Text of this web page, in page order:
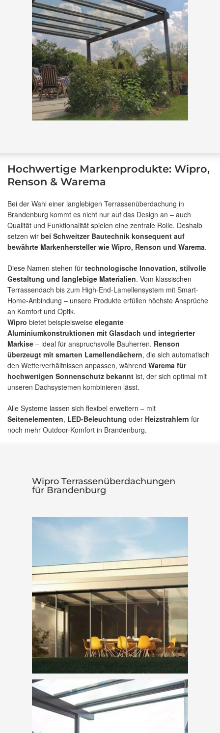
Hochwertige Markenprodukte: Wipro,
Renson & Warema
Bei der Wahl einer langlebigen Terrassenüberdachung in
Brandenburg kommt es nicht nur auf das Design an – auch
Qualität und Funktionalität spielen eine zentrale Rolle. Deshalb
setzen wir bei Schweitzer Bautechnik konsequent auf
bewährte Markenhersteller wie Wipro, Renson und Warema.
Diese Namen stehen für technologische Innovation, stilvolle
Gestaltung und langlebige Materialien. Vom klassischen
Terrassendach bis zum High-End-Lamellensystem mit Smart-
Home-Anbindung – unsere Produkte erfüllen höchste Ansprüche
an Komfort und Optik.
Wipro bietet beispielsweise elegante
Aluminiumkonstruktionen mit Glasdach und integrierter
Markise – ideal für anspruchsvolle Bauherren. Renson
überzeugt mit smarten Lamellendächern, die sich automatisch
den Wetterverhältnissen anpassen, während Warema für
hochwertigen Sonnenschutz bekannt ist, der sich optimal mit
unseren Dachsystemen kombinieren lässt.
Alle Systeme lassen sich flexibel erweitern – mit
Seitenelementen, LED-Beleuchtung oder Heizstrahlern für
noch mehr Outdoor-Komfort in Brandenburg.
Wipro Terrassenüberdachungen
für Brandenburg